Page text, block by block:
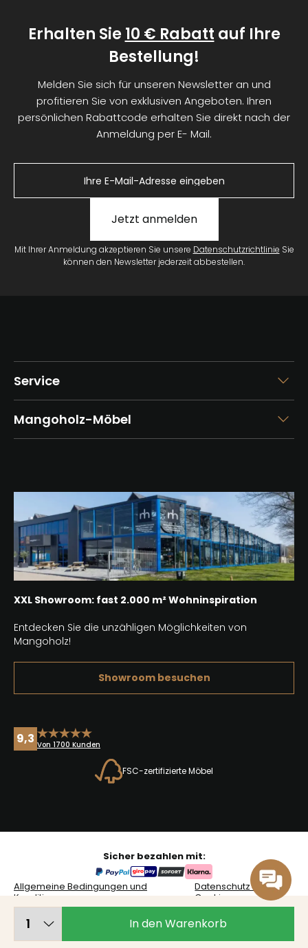
In den Warenkorb
Erhalten Sie 10 € Rabatt auf Ihre
Bestellung!
Melden Sie sich für unseren Newsletter an und
profitieren Sie von exklusiven Angeboten. Ihren
persönlichen Rabattcode erhalten Sie direkt nach der
Anmeldung per E- Mail.
Jetzt anmelden
Mit Ihrer Anmeldung akzeptieren Sie unsere Datenschutzrichtlinie Sie
können den Newsletter jederzeit abbestellen.
Service
Mangoholz-Möbel
XXL Showroom: fast 2.000 m² Wohninspiration
Entdecken Sie die unzähligen Möglichkeiten von
Mangoholz!
Showroom besuchen
9,3 Von 1700 Kunden
FSC-zertifizierte Möbel
Sicher bezahlen mit:
Allgemeine Bedingungen und
Konditionen
Datenschutz &
Cookies
© 2026 Mangoholzonline